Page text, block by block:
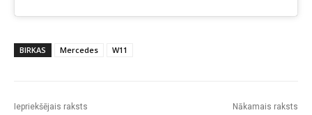
BIRKAS Mercedes W11
Iepriekšējais raksts Nākamais raksts